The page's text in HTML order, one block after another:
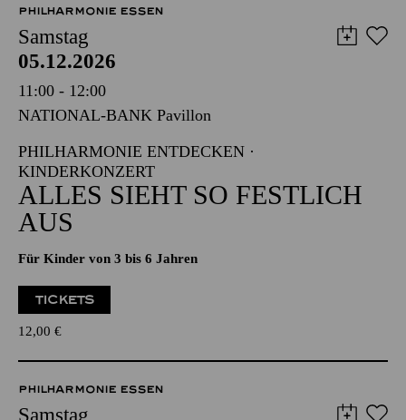
Abo 7: Freitag
PHILHARMONIE ESSEN
Samstag
05.12.2026
11:00 - 12:00
NATIONAL-BANK Pavillon
PHILHARMONIE ENTDECKEN ·
KINDERKONZERT
ALLES SIEHT SO FESTLICH
Für Kinder von 3 bis 6 Jahren
12,00€